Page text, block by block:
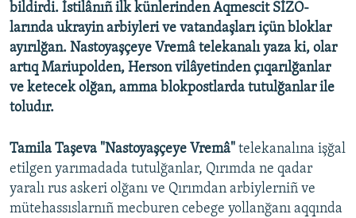
bildirdi. İstilânıñ ilk künlerinden Aqmescit SİZO-
larında ukrayin arbiyleri ve vatandaşları içün bloklar
ayırılğan. Nastoyaşçeye Vremâ telekanalı yaza ki, olar
artıq Mariupolden, Herson vilâyetinden çıqarılğanlar
ve ketecek olğan, amma blokpostlarda tutulğanlar ile
toludır.
Tamila Taşeva "Nastoyaşçeye Vremâ" telekanalına işğal
etilgen yarımadada tutulğanlar, Qırımda ne qadar
yaralı rus askeri olğanı ve Qırımdan arbiylerniñ ve
mütehassıslarnıñ mecburen cebege yollanğanı aqqında